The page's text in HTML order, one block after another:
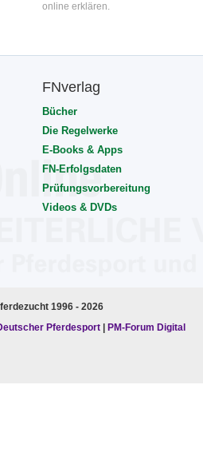
online erklären.
FNverlag
Bücher
Die Regelwerke
E-Books & Apps
FN-Erfolgsdaten
Prüfungsvorbereitung
Videos & DVDs
1996 - 2026
Pferdesport
PM-Forum Digital